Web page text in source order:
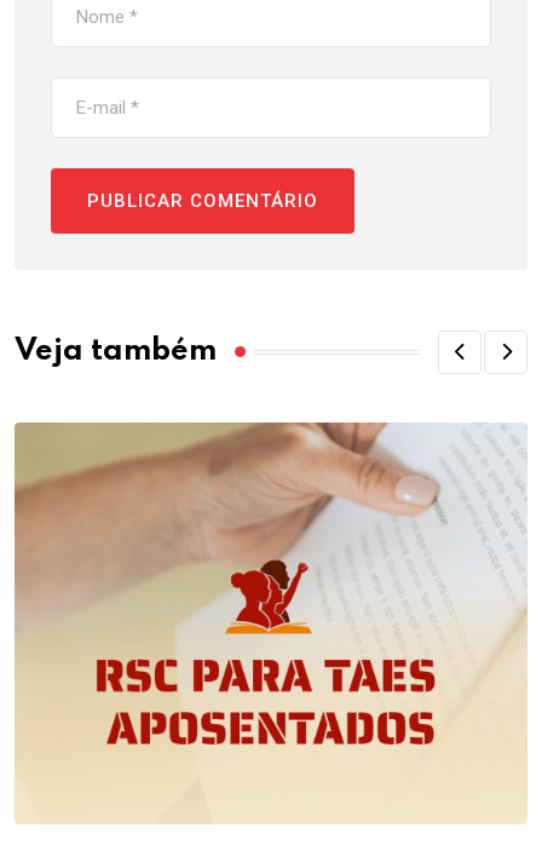
Veja também